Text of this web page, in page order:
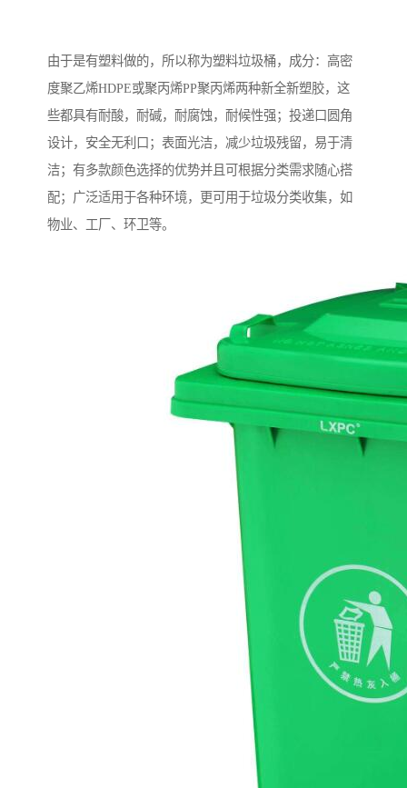
由于是有塑料做的，所以称为塑料垃圾桶，成分：高密
度聚乙烯HDPE或聚丙烯PP聚丙烯两种新全新塑胶，这
些都具有耐酸，耐碱，耐腐蚀，耐候性强；投递口圆角
设计，安全无利口；表面光洁，减少垃圾残留，易于清
洁；有多款颜色选择的优势并且可根据分类需求随心搭
配；广泛适用于各种环境，更可用于垃圾分类收集，如
物业、工厂、环卫等。